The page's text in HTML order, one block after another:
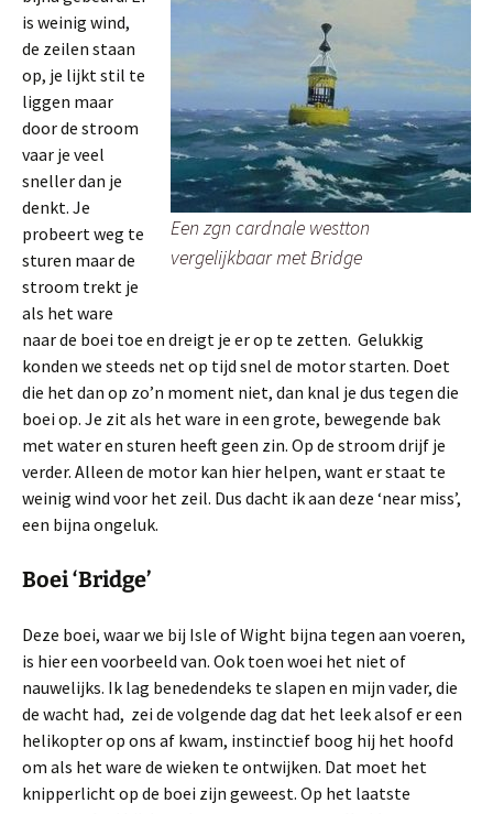
Een zgn cardnale westton
vergelijkbaar met Bridge
is weinig wind,
de zeilen staan
op, je lijkt stil te
liggen maar
door de stroom
vaar je veel
sneller dan je
denkt. Je
probeert weg te
sturen maar de
stroom trekt je
als het ware
naar de boei toe en dreigt je er op te zetten. Gelukkig
konden we steeds net op tijd snel de motor starten. Doet
die het dan op zo’n moment niet, dan knal je dus tegen die
boei op. Je zit als het ware in een grote, bewegende bak
met water en sturen heeft geen zin. Op de stroom drijf je
verder. Alleen de motor kan hier helpen, want er staat te
weinig wind voor het zeil. Dus dacht ik aan deze ‘near miss’,
een bijna ongeluk.
Boei ‘Bridge’
Deze boei, waar we bij Isle of Wight bijna tegen aan voeren,
is hier een voorbeeld van. Ook toen woei het niet of
nauwelijks. Ik lag benedendeks te slapen en mijn vader, die
de wacht had, zei de volgende dag dat het leek alsof er een
helikopter op ons af kwam, instinctief boog hij het hoofd
om als het ware de wieken te ontwijken. Dat moet het
knipperlicht op de boei zijn geweest. Op het laatste